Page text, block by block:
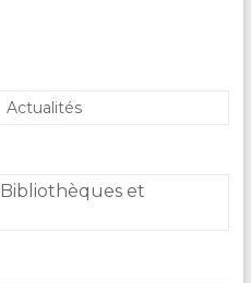
Actualités
et